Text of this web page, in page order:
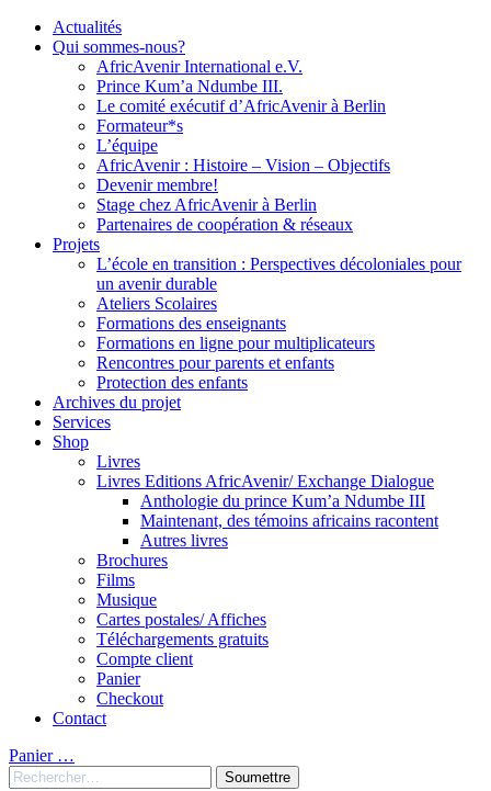
Actualités
Qui sommes-nous?
AfricAvenir International e.V.
Prince Kum’a Ndumbe III.
Le comité exécutif d’AfricAvenir à Berlin
Formateur*s
L’équipe
AfricAvenir : Histoire – Vision – Objectifs
Devenir membre!
Stage chez AfricAvenir à Berlin
Partenaires de coopération & réseaux
Projets
L’école en transition : Perspectives décoloniales pour
un avenir durable
Ateliers Scolaires
Formations des enseignants
Formations en ligne pour multiplicateurs
Rencontres pour parents et enfants
Protection des enfants
Archives du projet
Services
Shop
Livres
Livres Editions AfricAvenir/ Exchange Dialogue
Anthologie du prince Kum’a Ndumbe III
Maintenant, des témoins africains racontent
Autres livres
Brochures
Films
Musique
Cartes postales/ Affiches
Téléchargements gratuits
Compte client
Panier
Checkout
Contact
Panier …